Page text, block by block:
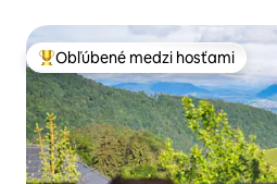
Najobľúbenejšie medzi hosťami
Obľúbené medzi hosťami